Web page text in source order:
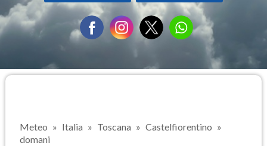
Meteo Italia Toscana
Castelfiorentino
domani